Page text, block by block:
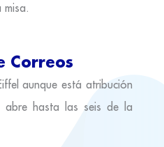
Correos
aunque está atribución
abre hasta las seis de la